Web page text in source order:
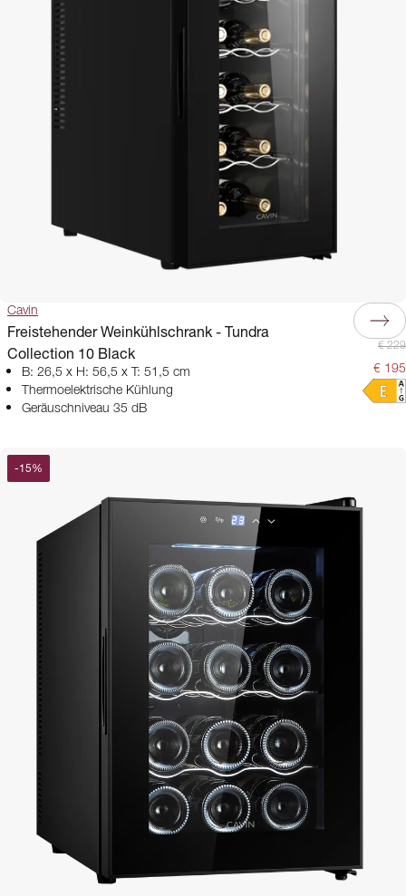
Cavin
Freistehender Weinkühlschrank - Tundra
Collection 10 Black
B: 26,5 x H: 56,5 x T: 51,5 cm
Thermoelektrische Kühlung
Geräuschniveau 35 dB
€ 229
€ 195
-15%